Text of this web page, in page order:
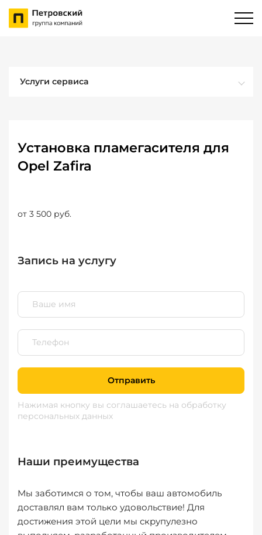
Услуги сервиса
Установка пламегасителя для
Opel Zafira
от 3 500 руб.
Запись на услугу
Отправить
Нажимая кнопку вы соглашаетесь на обработку
персональных данных
Наши преимущества
Мы заботимся о том, чтобы ваш автомобиль
доставлял вам только удовольствие! Для
достижения этой цели мы скрупулезно